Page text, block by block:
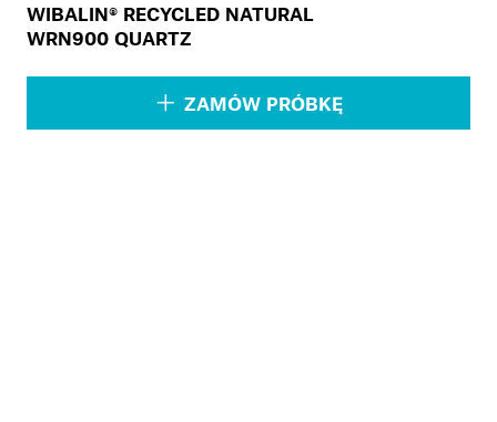
WIBALIN® RECYCLED NATURAL
WRN900 QUARTZ
ZAMÓW PRÓBKĘ